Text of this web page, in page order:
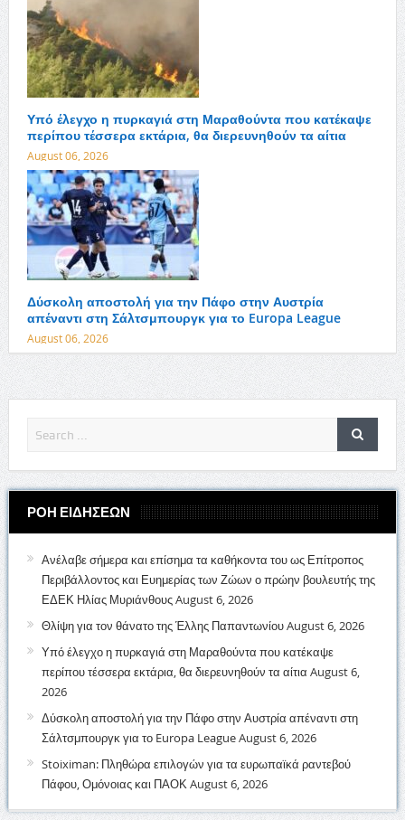
Υπό έλεγχο η πυρκαγιά στη Μαραθούντα που κατέκαψε
περίπου τέσσερα εκτάρια, θα διερευνηθούν τα αίτια
August 06, 2026
Δύσκολη αποστολή για την Πάφο στην Αυστρία
απέναντι στη Σάλτσμπουργκ για το Europa League
August 06, 2026
ΡΟΗ ΕΙΔΗΣΕΩΝ
Ανέλαβε σήμερα και επίσημα τα καθήκοντα του ως Επίτροπος
Περιβάλλοντος και Ευημερίας των Ζώων ο πρώην βουλευτής της
ΕΔΕΚ Ηλίας ΜυριάνθουςAugust 6, 2026
Θλίψη για τον θάνατο της Έλλης ΠαπαντωνίουAugust 6, 2026
Υπό έλεγχο η πυρκαγιά στη Μαραθούντα που κατέκαψε
περίπου τέσσερα εκτάρια, θα διερευνηθούν τα αίτια August 6,
2026
Δύσκολη αποστολή για την Πάφο στην Αυστρία απέναντι στη
Σάλτσμπουργκ για το Europa LeagueAugust 6, 2026
Stoiximan: Πληθώρα επιλογών για τα ευρωπαϊκά ραντεβού
Πάφου, Ομόνοιας και ΠΑΟΚAugust 6, 2026